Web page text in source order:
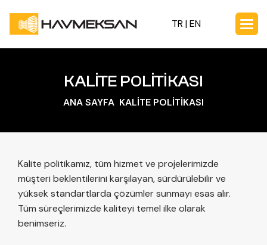
TR |EN
KALİTE POLİTİKASI
ANA SAYFA KALİTE POLİTİKASI
Kalite politikamız, tüm hizmet ve projelerimizde
müşteri beklentilerini karşılayan, sürdürülebilir ve
yüksek standartlarda çözümler sunmayı esas alır.
Tüm süreçlerimizde kaliteyi temel ilke olarak
benimseriz.